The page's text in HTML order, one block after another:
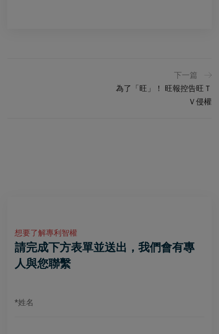
下一篇
為了「旺」！ 旺報控告旺Ｔ
Ｖ侵權
想要了解專利智權
請完成下方表單並送出，我們會有專
人與您聯繫